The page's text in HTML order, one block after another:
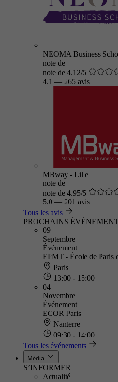
NEOMA Business
note de
note de 4.12/5
4.1 — 265 avis
MBway - Lille
note de
note de 4.95/5
5.0 — 201 avis
Tous les avis
PROCHAINS
09
Septembre
Événement
EPMT - École de Paris
Paris
13:00 - 15:00
04
Novembre
Événement
ECOR Paris
Nanterre
09:30 - 14:00
Tous les événements
Média
S’INFORMER
Actualité